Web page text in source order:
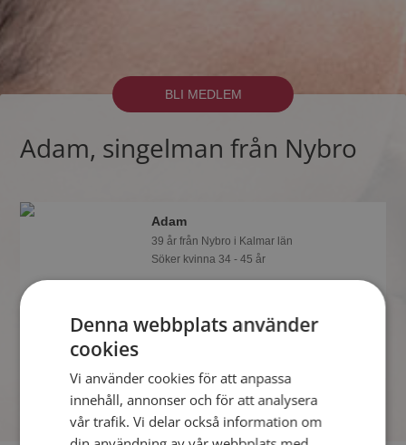
BLI MEDLEM
Adam, singelman från Nybro
Adam
39 år från Nybro i Kalmar län
Söker kvinna 34 - 45 år
Det finns tusentals fotoalbum med
spännande bilder på siten.
Denna webbplats använder
cookies
Vi använder cookies för att anpassa
innehåll, annonser och för att analysera
vår trafik. Vi delar också information om